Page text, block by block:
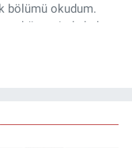
bölümü okudum.
bünyesinde haber